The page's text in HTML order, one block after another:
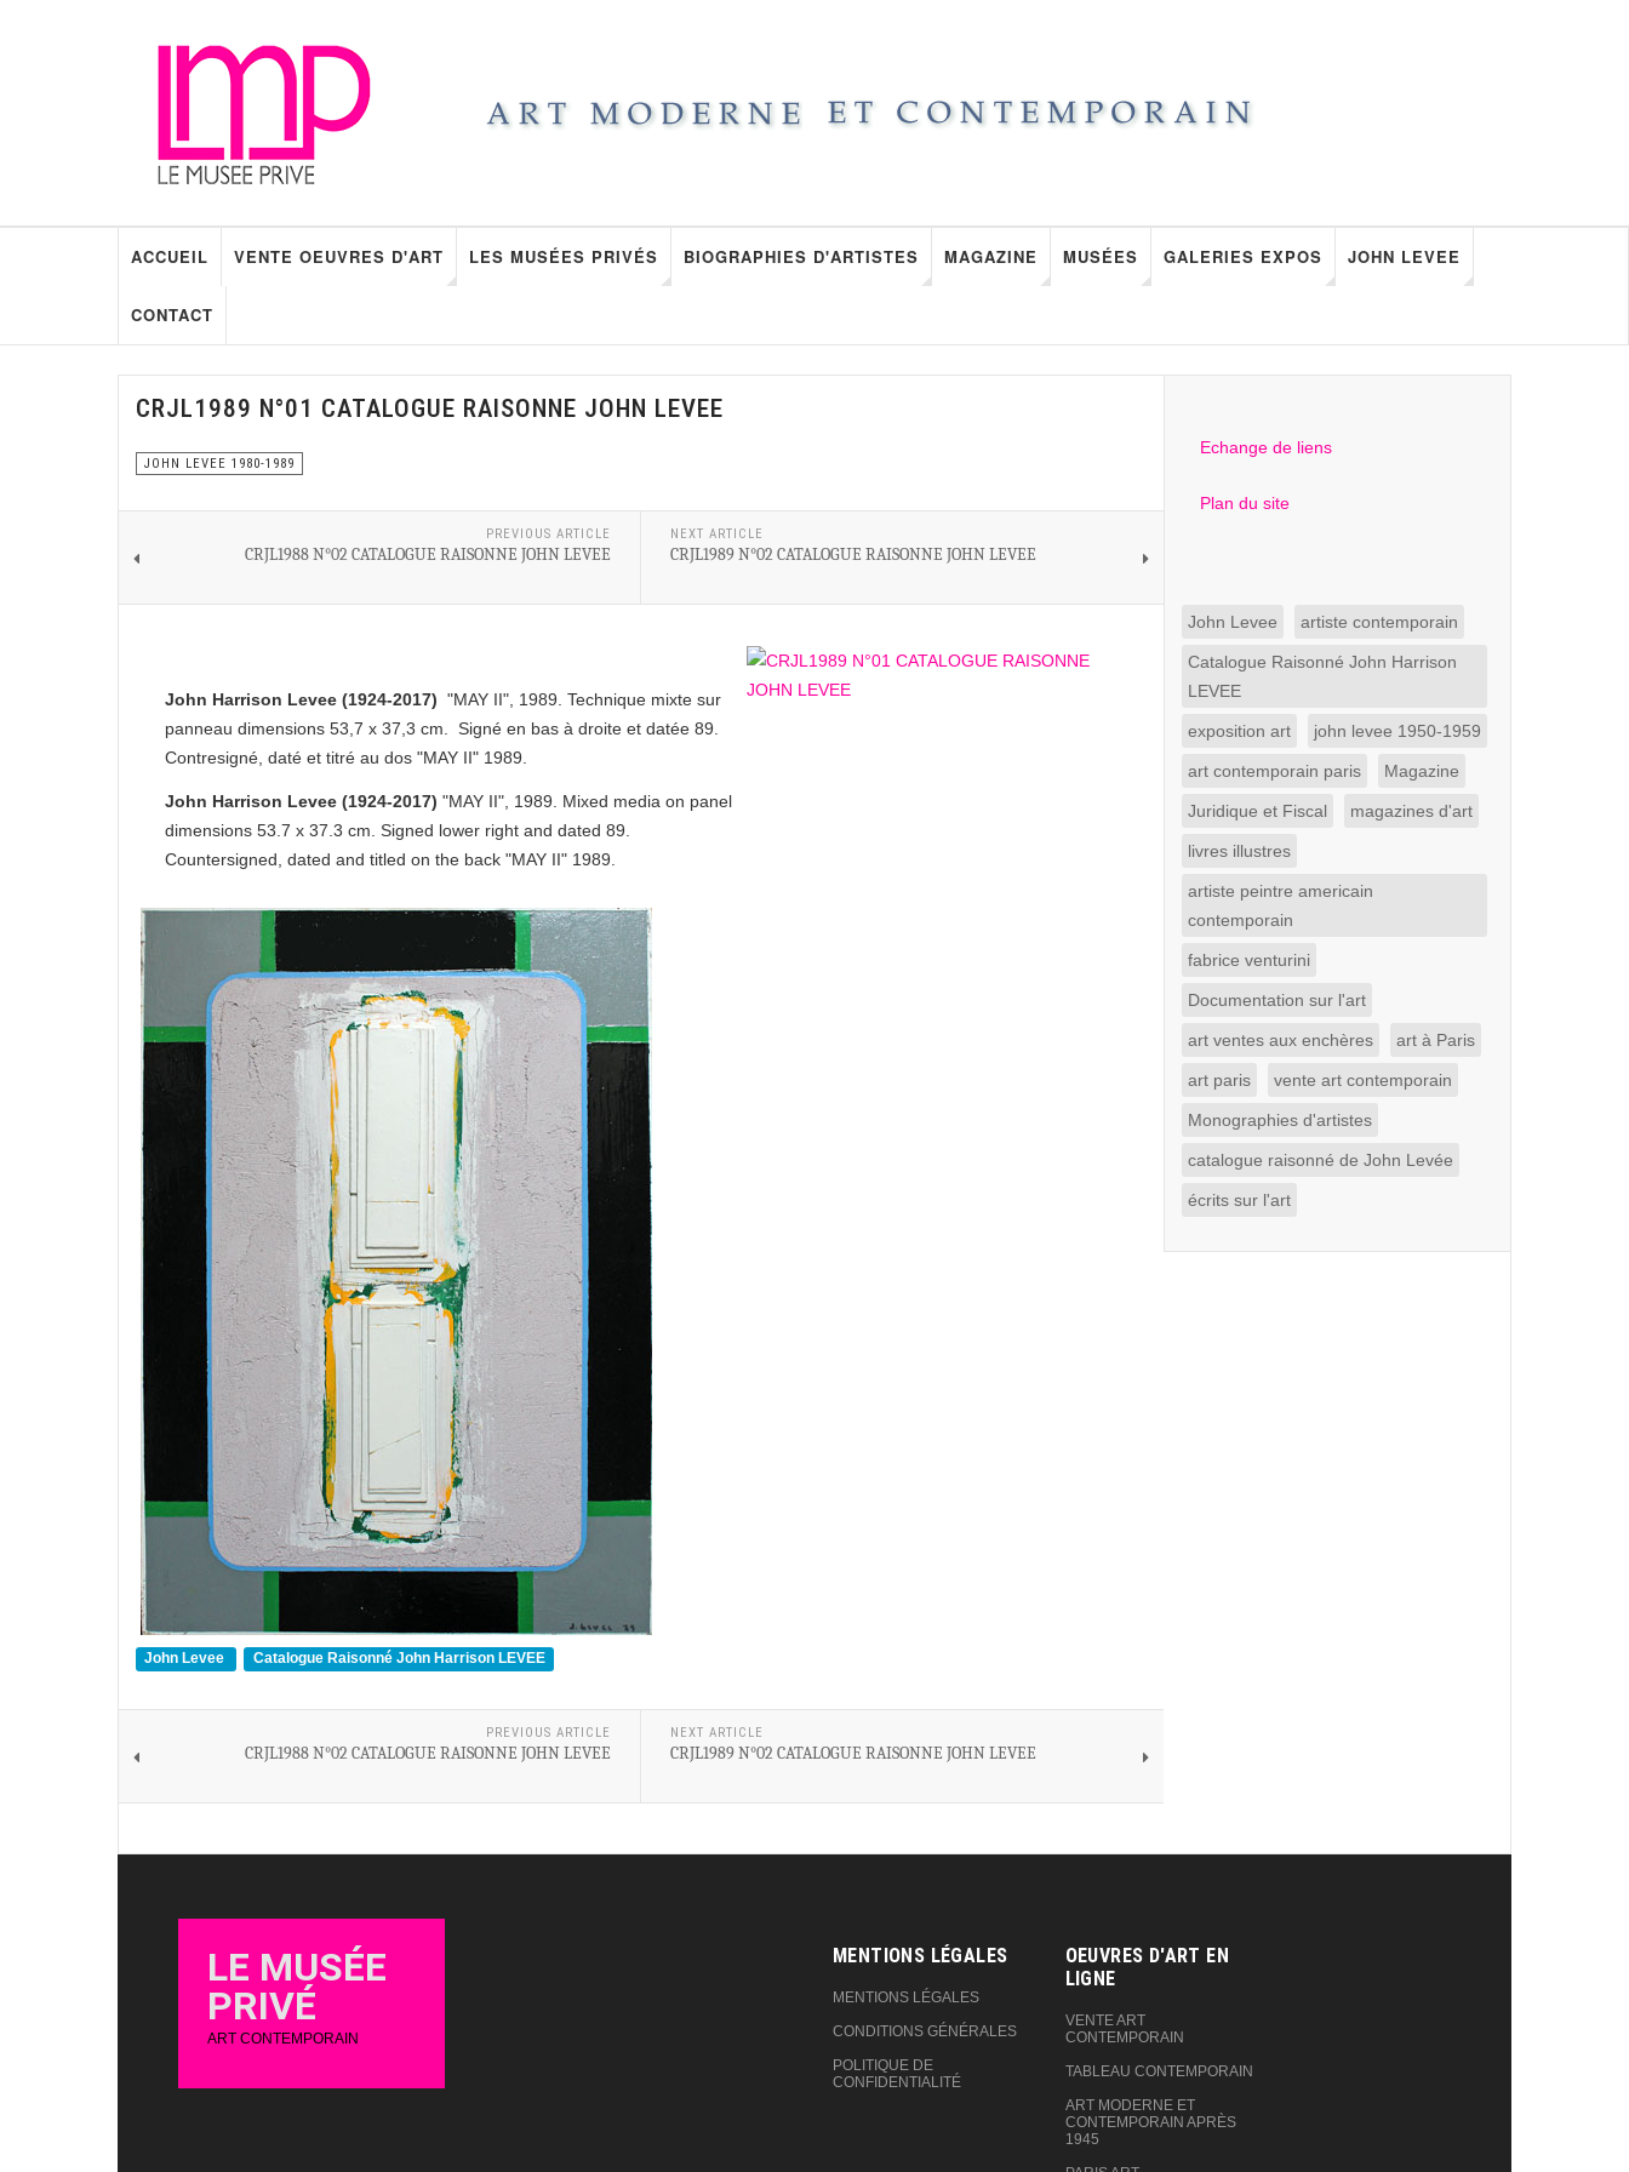
ACCUEIL VENTE OEUVRES D'ART LES MUSÉES PRIVÉS BIOGRAPHIES D'ARTISTES MAGAZINE MUSÉES GALERIES EXPOS JOHN LEVEE
CONTACT
CRJL1989 N°01 CATALOGUE RAISONNE JOHN LEVEE
JOHN LEVEE 1980-1989
PREVIOUS ARTICLE
CRJL1988 N°02 CATALOGUE RAISONNE JOHN LEVEE
NEXT ARTICLE
CRJL1989 N°02 CATALOGUE RAISONNE JOHN LEVEE
John Harrison Levee (1924-2017) "MAY II", 1989. Technique mixte sur
panneau dimensions 53,7 x 37,3 cm. Signé en bas à droite et datée 89.
Contresigné, daté et titré au dos "MAY II" 1989.
John Harrison Levee (1924-2017) "MAY II", 1989. Mixed media on panel
dimensions 53.7 x 37.3 cm. Signed lower right and dated 89.
Countersigned, dated and titled on the back "MAY II" 1989.
John Levee Catalogue Raisonné John Harrison LEVEE
PREVIOUS ARTICLE
CRJL1988 N°02 CATALOGUE RAISONNE JOHN LEVEE
NEXT ARTICLE
CRJL1989 N°02 CATALOGUE RAISONNE JOHN LEVEE
Echange de liens
Plan du site
John Levee artiste contemporain
Catalogue Raisonné John Harrison
LEVEE
exposition art john levee 1950-1959
art contemporain paris Magazine
Juridique et Fiscal magazines d'art
livres illustres
artiste peintre americain
contemporain
fabrice venturini
Documentation sur l'art
art ventes aux enchères art à Paris
art paris vente art contemporain
Monographies d'artistes
catalogue raisonné de John Levée
écrits sur l'art
LE MUSÉE
PRIVÉ
ART CONTEMPORAIN
MENTIONS LÉGALES
MENTIONS LÉGALES
CONDITIONS GÉNÉRALES
POLITIQUE DE
CONFIDENTIALITÉ
OEUVRES D'ART EN
LIGNE‎
VENTE ART
CONTEMPORAIN
TABLEAU CONTEMPORAIN
ART MODERNE ET
CONTEMPORAIN APRÈS
1945